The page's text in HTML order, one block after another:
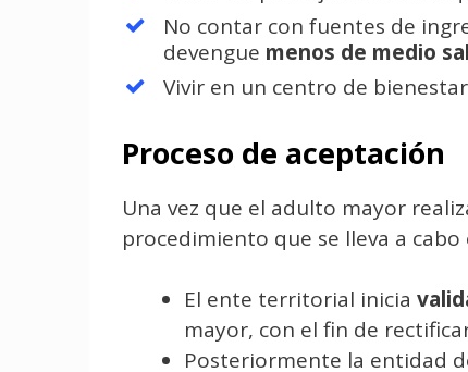
No contar con fuentes de
devengue menos de medio
Vivir en un centro de
Proceso de aceptación
Una vez que el adulto mayor
procedimiento que se lleva a cabo
El ente territorial inicia
mayor, con el fin de
Posteriormente la entidad